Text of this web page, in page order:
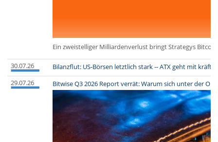
Ein zweistelliger Milliardenverlust bringt Strategys
30.07.26
Bilanzflut: US-Börsen letztlich stark -- ATX geht mit
29.07.26
Bitwise Q3 2026 Report verrät: Warum sich unter der